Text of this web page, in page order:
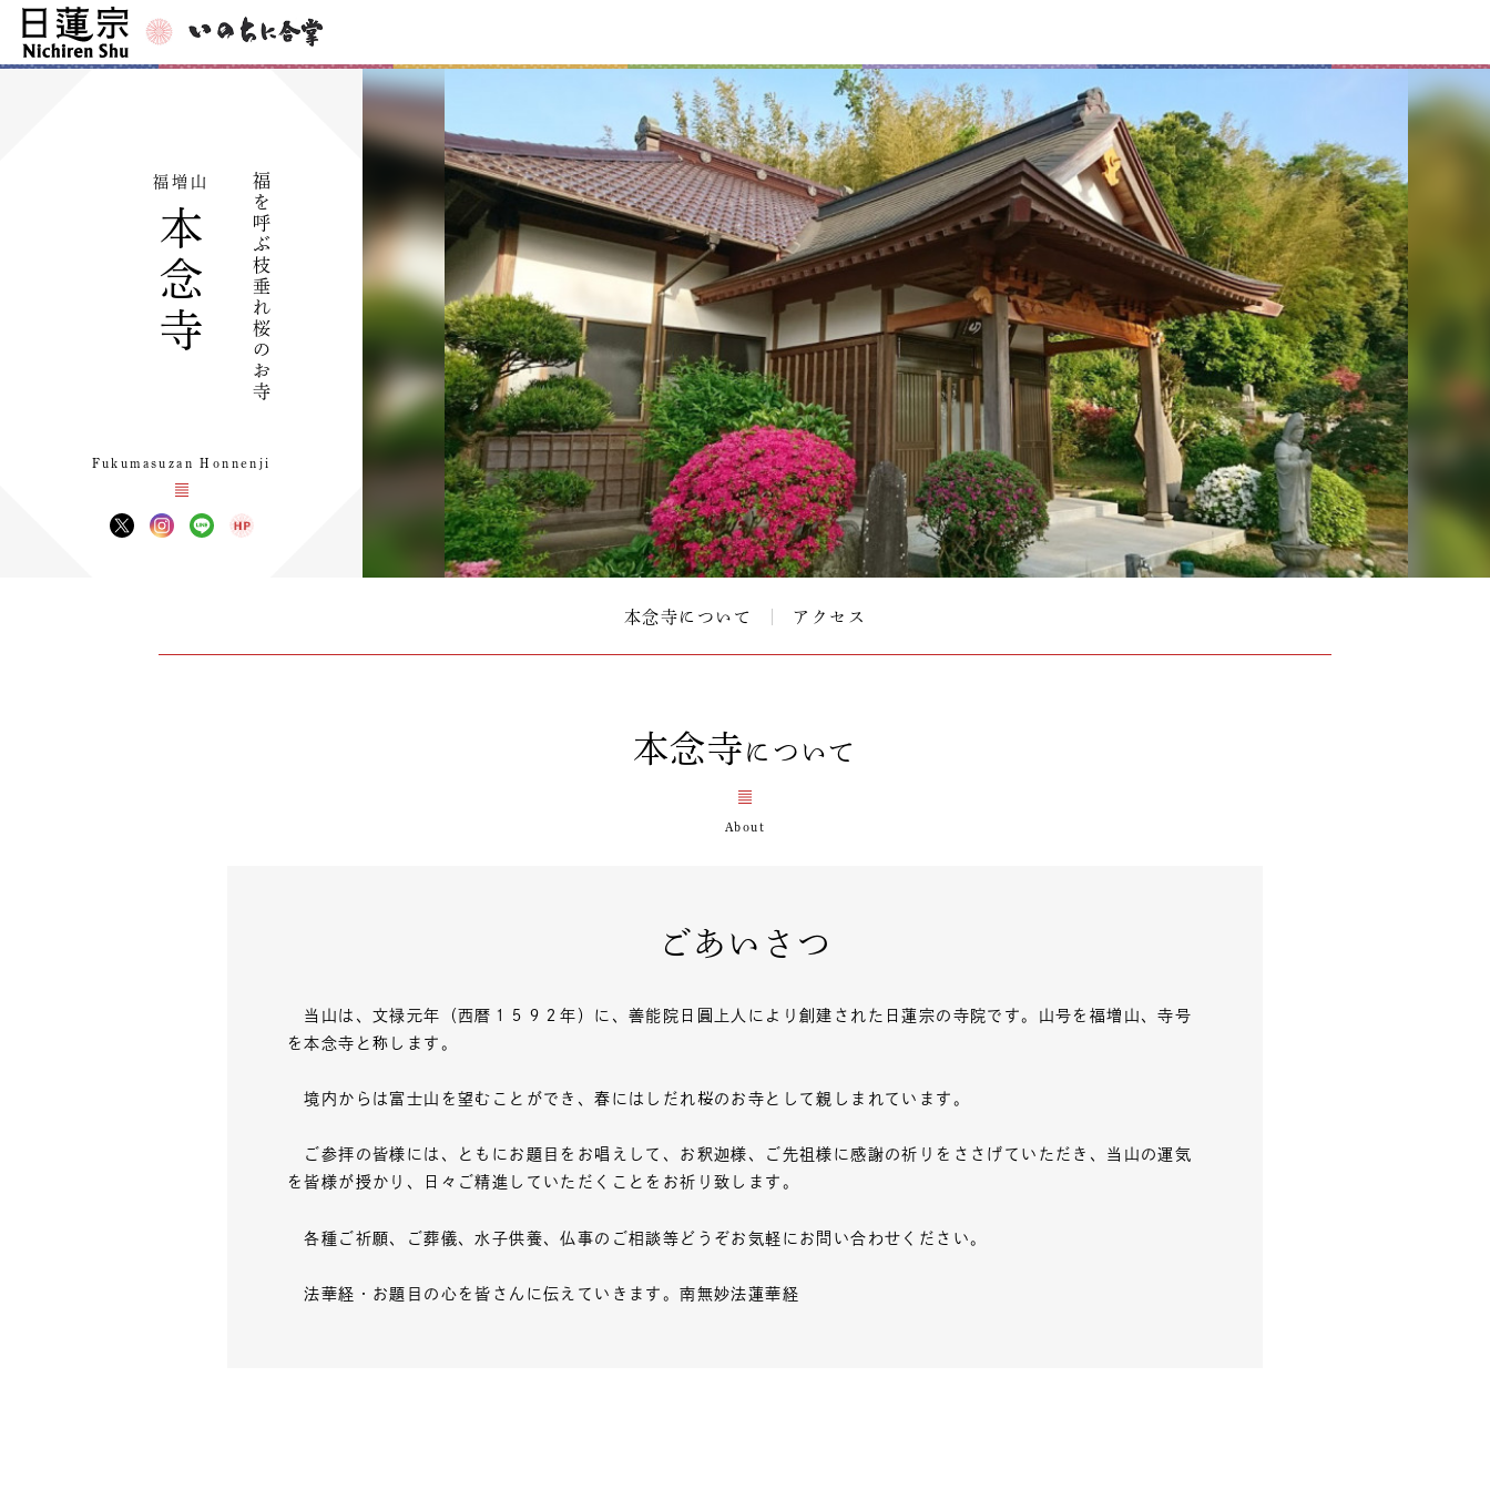
福
を
呼
ぶ
枝
垂
れ
桜
の
お
寺
福増山
本
念
寺
Fukumasuzan Honnenji
本念寺について アクセス
本念寺 について
ごあいさつ
当山は、文禄元年（西暦１５９２年）に、善能院日圓上人により創建された日蓮宗の寺院です。山号を福増山、寺号
を本念寺と称します。
境内からは富士山を望むことができ、春にはしだれ桜のお寺として親しまれています。
ご参拝の皆様には、ともにお題目をお唱えして、お釈迦様、ご先祖様に感謝の祈りをささげていただき、当山の運気
を皆様が授かり、日々ご精進していただくことをお祈り致します。
各種ご祈願、ご葬儀、水子供養、仏事のご相談等どうぞお気軽にお問い合わせください。
法華経・お題目の心を皆さんに伝えていきます。南無妙法蓮華経